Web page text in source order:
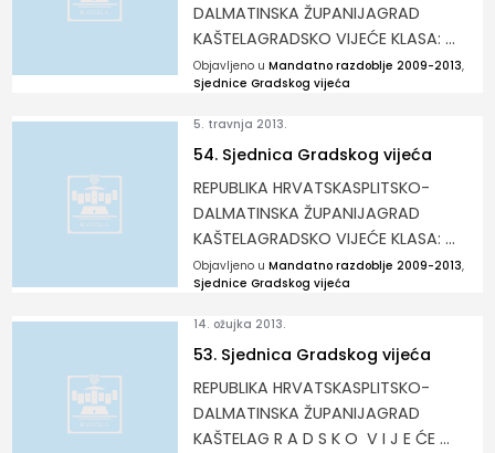
DALMATINSKA ŽUPANIJAGRAD
KAŠTELAGRADSKO VIJEĆE KLASA: ...
Objavljeno uMandatno razdoblje 2009-2013,
Sjednice Gradskog vijeća
5. travnja 2013.
54. Sjednica Gradskog vijeća
REPUBLIKA HRVATSKASPLITSKO-
DALMATINSKA ŽUPANIJAGRAD
KAŠTELAGRADSKO VIJEĆE KLASA: ...
Objavljeno uMandatno razdoblje 2009-2013,
Sjednice Gradskog vijeća
14. ožujka 2013.
53. Sjednica Gradskog vijeća
REPUBLIKA HRVATSKASPLITSKO-
DALMATINSKA ŽUPANIJAGRAD
KAŠTELAG R A D S K O V I J E ĆE ...